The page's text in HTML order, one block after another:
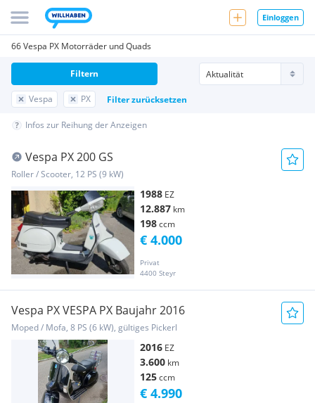
Einloggen
66 Vespa PX Motorräder und Quads
Vespa PX Filter zurücksetzen
Filtern
Infos zur Reihung der Anzeigen
Vespa PX 200 GS
Roller / Scooter, 12 PS (9 kW)
1988 EZ
12.887 km
198ccm
Privat
4400 Steyr
€ 4.000
Vespa PX VESPA PX Baujahr 2016
Moped / Mofa, 8 PS (6 kW), gültiges Pickerl
2016 EZ
3.600 km
125ccm
€ 4.990